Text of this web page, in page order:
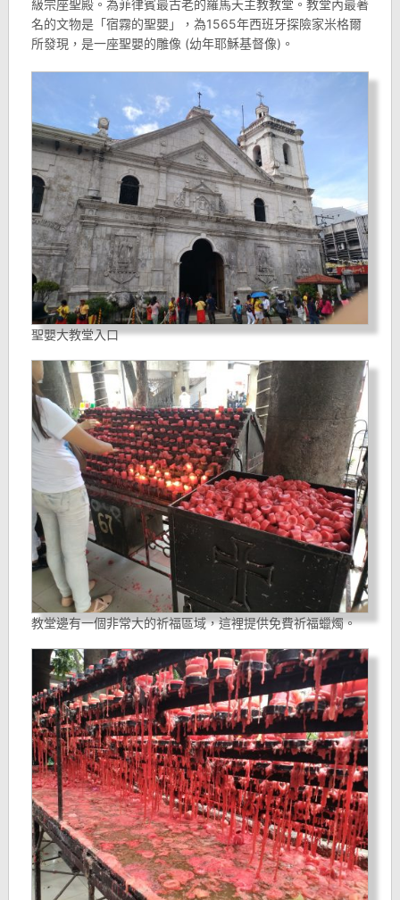
級宗座聖殿。為菲律賓最古老的羅馬天主教教堂。教堂內最著
名的文物是「宿霧的聖嬰」，為1565年西班牙探險家米格爾
所發現，是一座聖嬰的雕像 (幼年耶穌基督像)。
聖嬰大教堂入口
教堂邊有一個非常大的祈福區域，這裡提供免費祈福蠟燭。